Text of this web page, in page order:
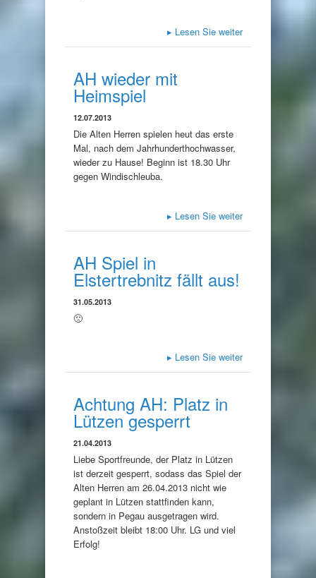
▸ Lesen Sie weiter
AH wieder mit
Heimspiel
12.07.2013
Die Alten Herren spielen heut das erste
Mal, nach dem Jahrhunderthochwasser,
wieder zu Hause! Beginn ist 18.30 Uhr
gegen Windischleuba.
▸ Lesen Sie weiter
AH Spiel in
Elstertrebnitz fällt aus!
31.05.2013
🙁
▸ Lesen Sie weiter
Achtung AH: Platz in
Lützen gesperrt
21.04.2013
Liebe Sportfreunde, der Platz in Lützen
ist derzeit gesperrt, sodass das Spiel der
Alten Herren am 26.04.2013 nicht wie
geplant in Lützen stattfinden kann,
sondern in Pegau ausgetragen wird.
Anstoßzeit bleibt 18:00 Uhr. LG und viel
Erfolg!